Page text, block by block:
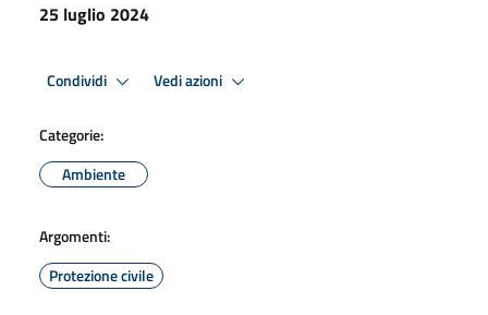
25 luglio 2024
Condividi Vedi azioni
Categorie:
Ambiente
Argomenti:
Protezione civile